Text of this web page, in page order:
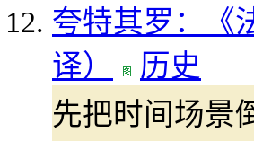
夸特其罗：《
译）
历史
先把时间场景